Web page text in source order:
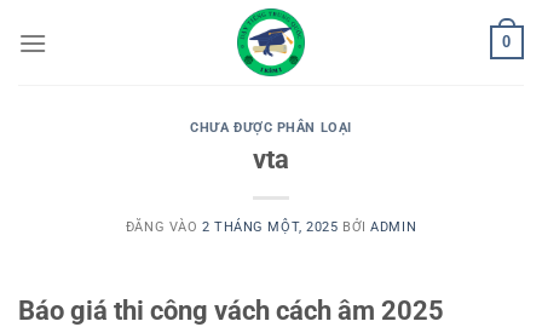
qua
0
CHƯA ĐƯỢC PHÂN LOẠI
vta
ĐĂNG VÀO 2 THÁNG MỘT, 2025 BỞIADMIN
Báo giá thi công vách cách âm 2025